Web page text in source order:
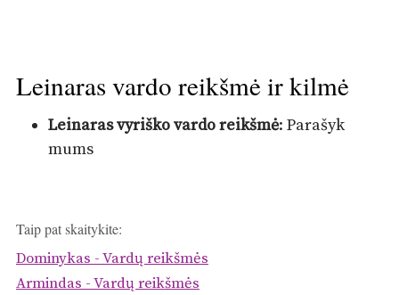
Leinaras vardo reikšmė ir kilmė
Leinaras vyriško vardo reikšmė: Parašyk
mums
Taip pat skaitykite:
Dominykas - Vardų reikšmės
Armindas - Vardų reikšmės